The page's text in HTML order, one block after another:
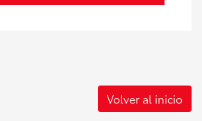
Volver al inicio